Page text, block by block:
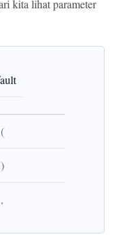
kita lihat parameter
(
)
,